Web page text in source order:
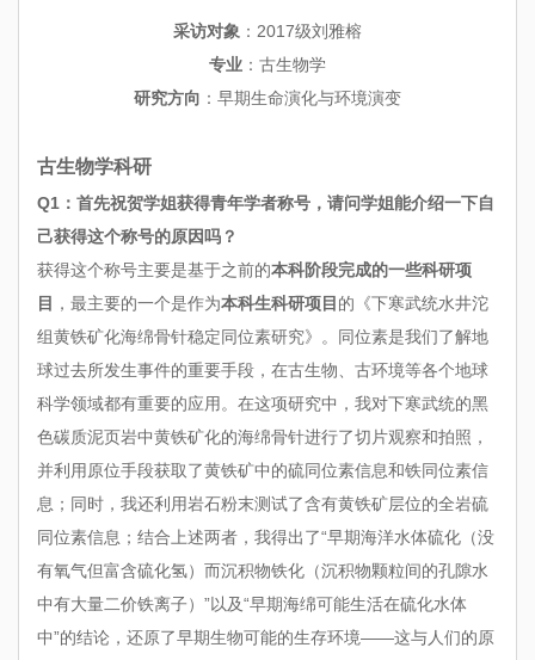
采访对象 ：2017级刘雅榕
专业 ：古生物学
研究方向 ：早期生命演化与环境演变
古生物学科研
Q1：首先祝贺学姐获得青年学者称号，请问学姐能介绍一下自
己获得这个称号的原因吗？
获得这个称号主要是基于之前的本科阶段完成的一些科研项
目
，最主要的一个是作为本科生科研项目 的《下寒武统水井沱
组黄铁矿化海绵骨针稳定同位素研究》。同位素是我们了解地
球过去所发生事件的重要手段，在古生物、古环境等各个地球
科学领域都有重要的应用。在这项研究中，我对下寒武统的黑
色碳质泥页岩中黄铁矿化的海绵骨针进行了切片观察和拍照，
并利用原位手段获取了黄铁矿中的硫同位素信息和铁同位素信
息；同时，我还利用岩石粉末测试了含有黄铁矿层位的全岩硫
同位素信息；结合上述两者，我得出了“早期海洋水体硫化（没
有氧气但富含硫化氢）而沉积物铁化（沉积物颗粒间的孔隙水
中有大量二价铁离子）”以及“早期海绵可能生活在硫化水体
中”的结论，还原了早期生物可能的生存环境——这与人们的原